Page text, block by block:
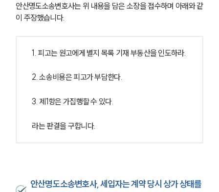
안산명도소송변호사는 위 내용을 담은 소장을 접수하며 아래와 같
이 주장했습니다.
1. 피고는 원고에게 별지 목록 기재 부동산을 인도하라.
2. 소송비용은 피고가 부담한다.
3. 제1항은 가집행할 수 있다.
라는 판결을 구합니다.
안산명도소송변호사, 세입자는 계약 당시 상가 상태를